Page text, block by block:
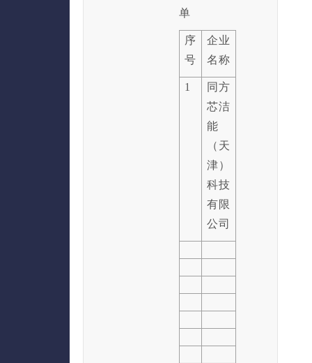
单
序
号
企业
名称
1
同方
芯洁
能
（天
津）
科技
有限
公司